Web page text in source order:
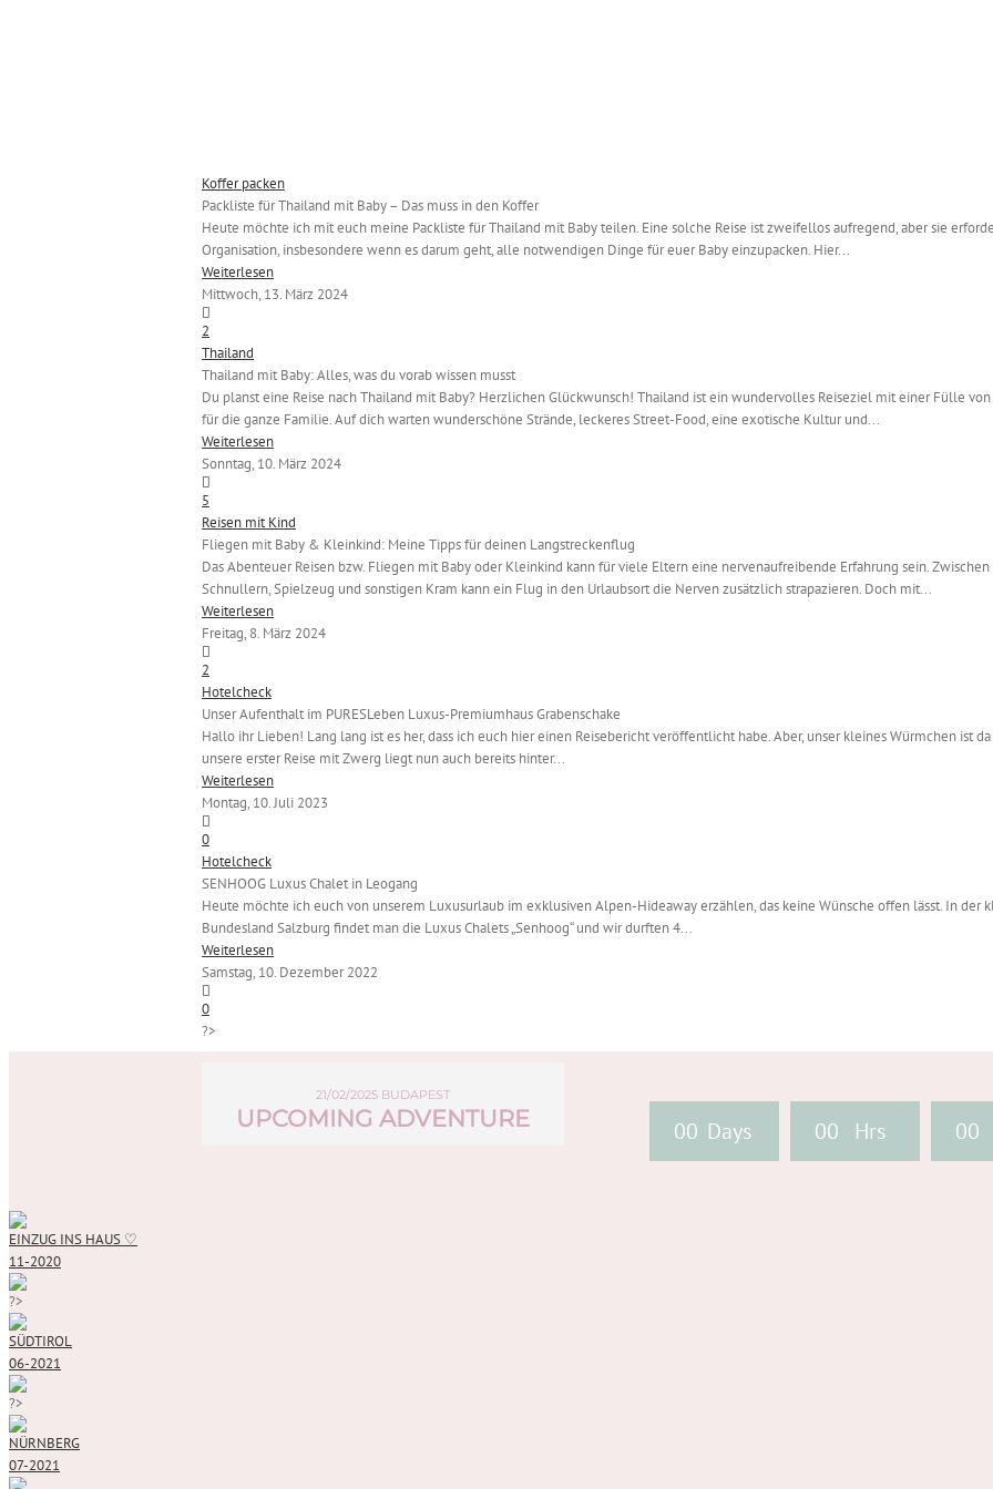
Koffer packen
Packliste für Thailand mit Baby – Das muss in den Koffer
Heute möchte ich mit euch meine Packliste für Thailand mit Baby teilen. Eine solche Reise ist zweifellos aufregend, aber sie
Organisation, insbesondere wenn es darum geht, alle notwendigen Dinge für euer Baby einzupacken. Hier...
Weiterlesen
Mittwoch, 13. März 2024
2
Thailand
Thailand mit Baby: Alles, was du vorab wissen musst
Du planst eine Reise nach Thailand mit Baby? Herzlichen Glückwunsch! Thailand ist ein wundervolles Reiseziel mit einer Fülle
für die ganze Familie. Auf dich warten wunderschöne Strände, leckeres Street-Food, eine exotische Kultur und...
Weiterlesen
Sonntag, 10. März 2024
5
Reisen mit Kind
Fliegen mit Baby & Kleinkind: Meine Tipps für deinen Langstreckenflug
Das Abenteuer Reisen bzw. Fliegen mit Baby oder Kleinkind kann für viele Eltern eine nervenaufreibende Erfahrung sein.
Schnullern, Spielzeug und sonstigen Kram kann ein Flug in den Urlaubsort die Nerven zusätzlich strapazieren. Doch mit...
Weiterlesen
Freitag, 8. März 2024
2
Hotelcheck
Unser Aufenthalt im PURESLeben Luxus-Premiumhaus Grabenschake
Hallo ihr Lieben! Lang lang ist es her, dass ich euch hier einen Reisebericht veröffentlicht habe. Aber, unser kleines Würmchen ist
unsere erster Reise mit Zwerg liegt nun auch bereits hinter...
Weiterlesen
Montag, 10. Juli 2023
0
Hotelcheck
SENHOOG Luxus Chalet in Leogang
Heute möchte ich euch von unserem Luxusurlaub im exklusiven Alpen-Hideaway erzählen, das keine Wünsche offen lässt. In der
Bundesland Salzburg findet man die Luxus Chalets „Senhoog“ und wir durften 4...
Weiterlesen
Samstag, 10. Dezember 2022
0
?>
21/02/2025 BUDAPEST
UPCOMING ADVENTURE 00 Days 00 Hrs 00
EINZUG INS HAUS ♡
11-2020
?>
SÜDTIROL
06-2021
?>
NÜRNBERG
07-2021